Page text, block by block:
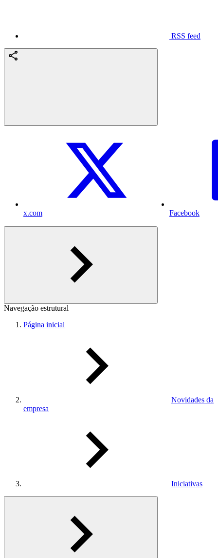
RSS feed
x.com Facebook
Navegação estrutural
Página inicial
Novidades da
empresa
Iniciativas